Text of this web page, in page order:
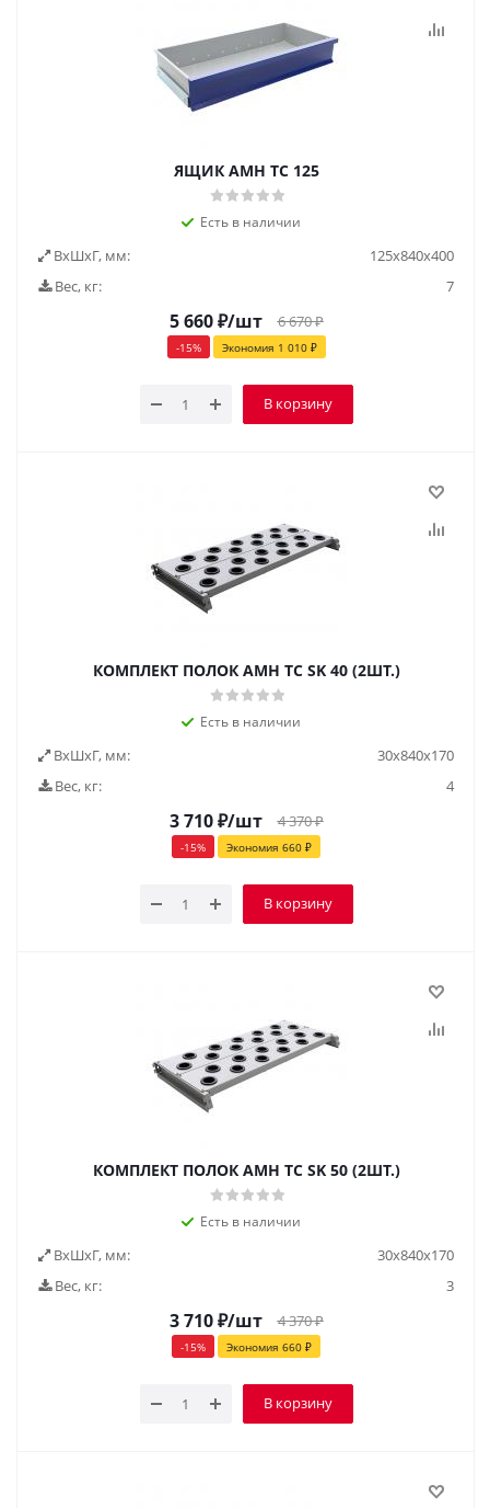
ЯЩИК AMH TC 125
Есть в наличии
ВxШxГ, мм:
125x840x400
Вес, кг:
7
5 660₽/шт 6 670₽
-15% Экономия 1 010₽
В корзину
КОМПЛЕКТ ПОЛОК AMH TC SK 40 (2ШТ.)
Есть в наличии
ВxШxГ, мм:
30x840x170
Вес, кг:
4
3 710₽/шт 4 370₽
-15% Экономия 660 ₽
В корзину
КОМПЛЕКТ ПОЛОК AMH TC SK 50 (2ШТ.)
Есть в наличии
ВxШxГ, мм:
30x840x170
Вес, кг:
3
3 710₽/шт 4 370₽
-15% Экономия 660 ₽
В корзину